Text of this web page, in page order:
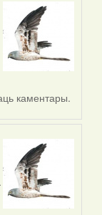
каментары.